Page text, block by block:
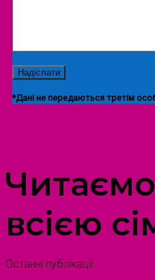
*Дані не передаються третім
Читаємо
всією
Останні публікації